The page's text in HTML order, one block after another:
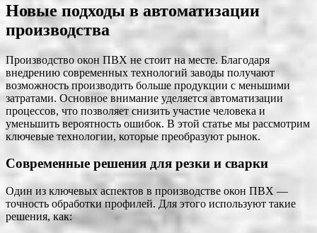
Новые подходы в автоматизации
производства
Производство окон ПВХ не стоит на месте. Благодаря
внедрению современных технологий заводы получают
возможность производить больше продукции с меньшими
затратами. Основное внимание уделяется автоматизации
процессов, что позволяет снизить участие человека и
уменьшить вероятность ошибок. В этой статье мы рассмотрим
ключевые технологии, которые преобразуют рынок.
Современные решения для резки и сварки
Один из ключевых аспектов в производстве окон ПВХ —
точность обработки профилей. Для этого используют такие
решения, как: